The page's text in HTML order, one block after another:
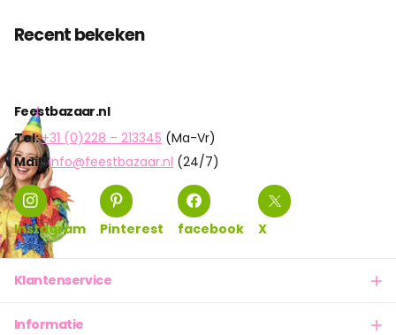
Recent bekeken
Feestbazaar.nl
Tel:+31 (0)228 – 213345 (Ma-Vr)
Mail: info@feestbazaar.nl (24/7)
Instagram Pinterest facebook X
Klantenservice
Informatie